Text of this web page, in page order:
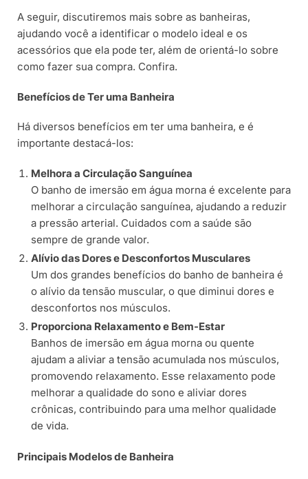
A seguir, discutiremos mais sobre as banheiras,
ajudando você a identificar o modelo ideal e os
acessórios que ela pode ter, além de orientá-lo sobre
como fazer sua compra. Confira.
Benefícios de Ter uma Banheira
Há diversos benefícios em ter uma banheira, e é
importante destacá-los:
Melhora a Circulação Sanguínea
O banho de imersão em água morna é excelente para
melhorar a circulação sanguínea, ajudando a reduzir
a pressão arterial. Cuidados com a saúde são
sempre de grande valor.
Alívio das Dores e Desconfortos Musculares
Um dos grandes benefícios do banho de banheira é
o alívio da tensão muscular, o que diminui dores e
desconfortos nos músculos.
Proporciona Relaxamento e Bem-Estar
Banhos de imersão em água morna ou quente
ajudam a aliviar a tensão acumulada nos músculos,
promovendo relaxamento. Esse relaxamento pode
melhorar a qualidade do sono e aliviar dores
crônicas, contribuindo para uma melhor qualidade
de vida.
Principais Modelos de Banheira